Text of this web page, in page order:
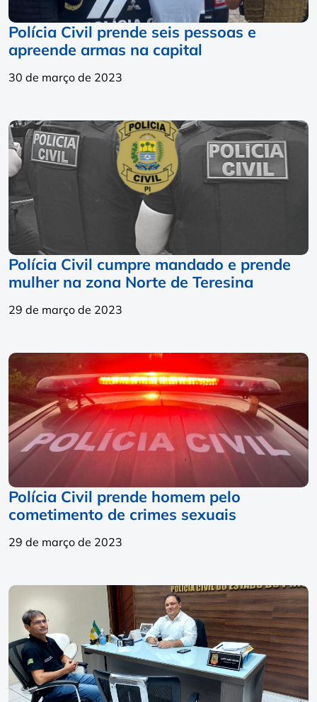
Polícia Civil prende seis pessoas e
apreende armas na capital
30 de março de 2023
Polícia Civil cumpre mandado e prende
mulher na zona Norte de Teresina
29 de março de 2023
Polícia Civil prende homem pelo
cometimento de crimes sexuais
29 de março de 2023